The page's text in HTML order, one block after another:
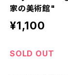
家の美術館"
¥1,100
SOLD OUT